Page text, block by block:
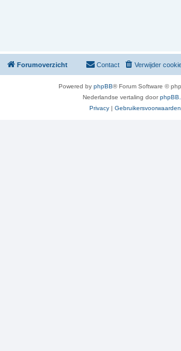
Forumoverzicht Verwijder
Contact
Powered by phpBB® Forum Software ©
Nederlandse vertaling door
Privacy | Gebruikersvoorwaarden